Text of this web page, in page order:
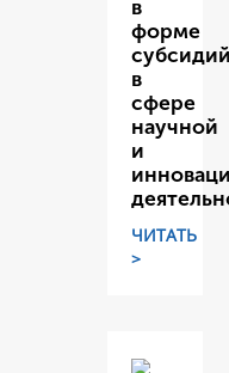
в
форме
субсидий
в
сфере
научной
и
ЧИТАТЬ
>